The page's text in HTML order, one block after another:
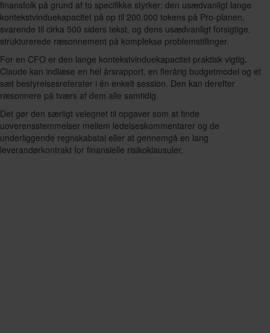
finansfolk på grund af to specifikke styrker: den usædvanligt lange
kontekstvinduekapacitet på op til 200.000 tokens på Pro-planen,
svarende til cirka 500 siders tekst, og dens usædvanligt forsigtige,
strukturerede ræsonnement på komplekse problemstillinger.
For en CFO er den lange kontekstvinduekapacitet praktisk vigtig.
Claude kan indlæse en hel årsrapport, en flerårig budgetmodel og et
sæt bestyrelsesreferater i én enkelt session. Den kan derefter
ræsonnere på tværs af dem alle samtidig.
Det gør den særligt velegnet til opgaver som at finde
uoverensstemmelser mellem ledelseskommentarer og de
underliggende regnskabstal eller at gennemgå en lang
leverandørkontrakt for finansielle risikoklausuler.